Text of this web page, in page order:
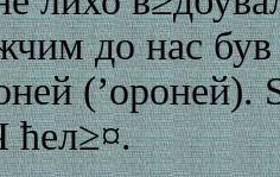
до нас
(’ороней).
ћел≥¤.